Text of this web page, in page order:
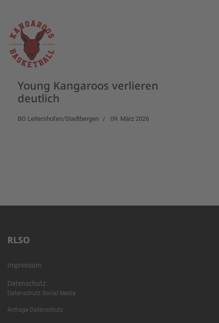
Young Kangaroos verlieren
deutlich
BG Leitershofen/Stadtbergen 09. März 2026
RLSO
Impressum
Datenschutz
Datenschutz Social Media
Anfrage Datenschutz